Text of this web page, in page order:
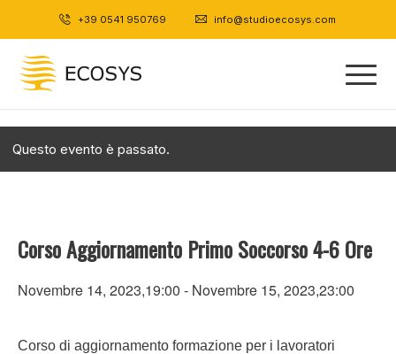
+39 0541 950769 info@studioecosys.com
Questo evento è passato.
Corso Aggiornamento Primo Soccorso 4-6 Ore
Novembre 14, 2023,19:00 - Novembre 15, 2023,23:00
Corso di aggiornamento formazione per i lavoratori